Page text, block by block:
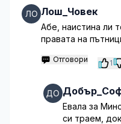
Лош_Човек
Абе, наистина ли
правата на
Отговори 1
Евала за
си траем,